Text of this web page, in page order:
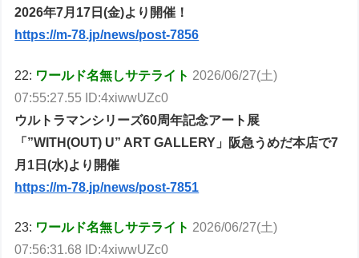
2026年7月17日(金)より開催！
https://m-78.jp/news/post-7856
22: ワールド名無しサテライト 2026/06/27(土)
07:55:27.55 ID:4xiwwUZc0
ウルトラマンシリーズ60周年記念アート展
「”WITH(OUT) U” ART GALLERY」阪急うめだ本店で7
月1日(水)より開催
https://m-78.jp/news/post-7851
23: ワールド名無しサテライト 2026/06/27(土)
07:56:31.68 ID:4xiwwUZc0